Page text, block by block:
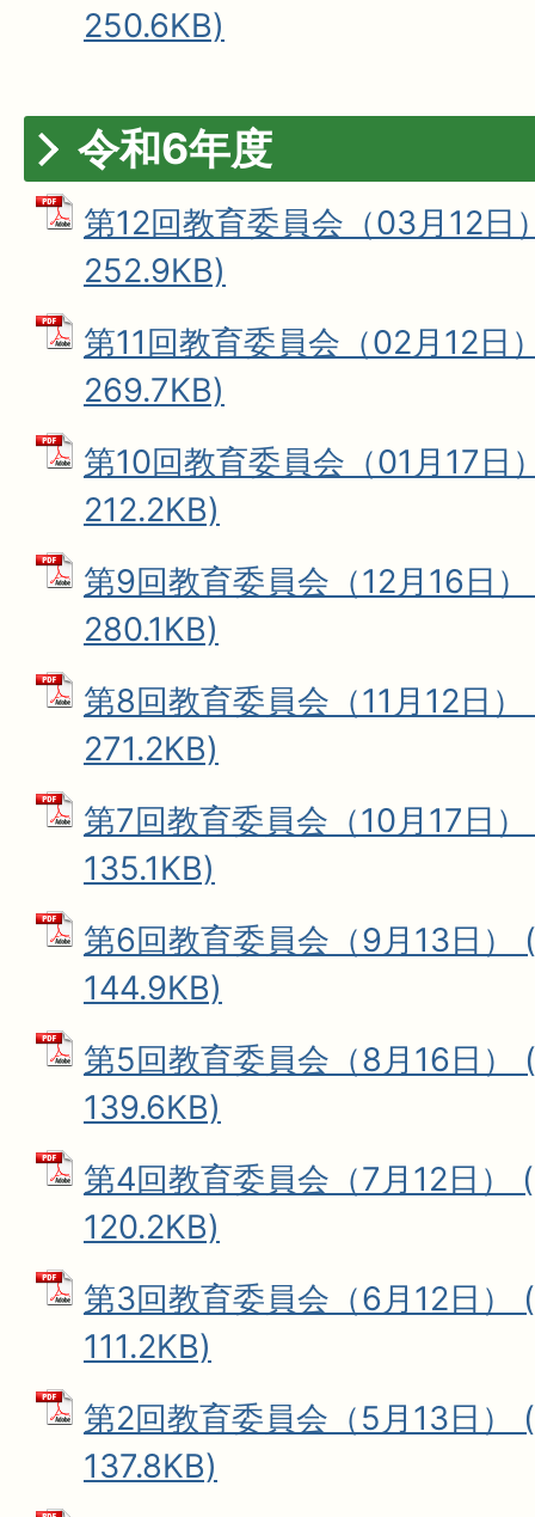
250.6KB)
令和6年度
第12回教育委員会（03月12日
252.9KB)
第11回教育委員会（02月12日
269.7KB)
第10回教育委員会（01月17日
212.2KB)
第9回教育委員会（12月16日
280.1KB)
第8回教育委員会（11月12日
271.2KB)
第7回教育委員会（10月17日
135.1KB)
第6回教育委員会（9月13日）
144.9KB)
第5回教育委員会（8月16日）
139.6KB)
第4回教育委員会（7月12日）
120.2KB)
第3回教育委員会（6月12日）
111.2KB)
第2回教育委員会（5月13日）
137.8KB)